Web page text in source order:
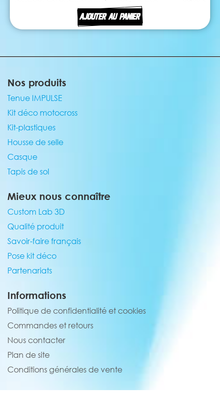
AJOUTER AU PANIER
Nos produits
Tenue IMPULSE
Kit déco motocross
Kit-plastiques
Housse de selle
Casque
Tapis de sol
Mieux nous connaître
Custom Lab 3D
Qualité produit
Savoir-faire français
Pose kit déco
Partenariats
Informations
Politique de confidentialité et cookies
Commandes et retours
Nous contacter
Plan de site
Conditions générales de vente